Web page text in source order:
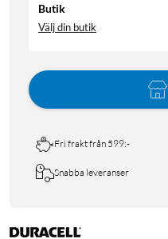
Butik
Välj din butik
Fri frakt från 599:-
Snabba leveranser